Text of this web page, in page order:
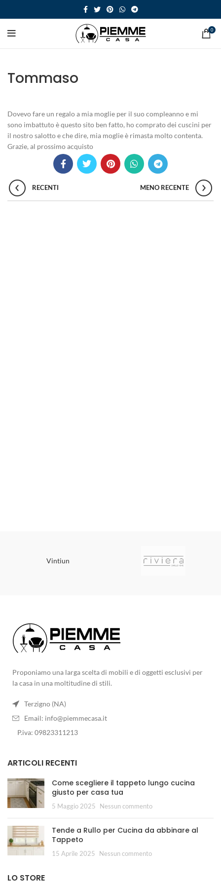
0
Tommaso
Dovevo fare un regalo a mia moglie per il suo compleanno e mi
sono imbattuto è questo sito ben fatto, ho comprato dei cuscini per
il nostro salotto e che dire, mia moglie è rimasta molto contenta.
Grazie, al prossimo acquisto
RECENTI MENO RECENTE
Vintiun
Proponiamo una larga scelta di mobili e di oggetti esclusivi per
la casa in una moltitudine di stili.
Terzigno (NA)
Email: info@piemmecasa.it
P.iva: 09823311213
ARTICOLI RECENTI
Come scegliere il tappeto lungo cucina
giusto per casa tua
5 Maggio 2025 Nessun commento
Tende a Rullo per Cucina da abbinare al
Tappeto
15 Aprile 2025 Nessun commento
LO STORE